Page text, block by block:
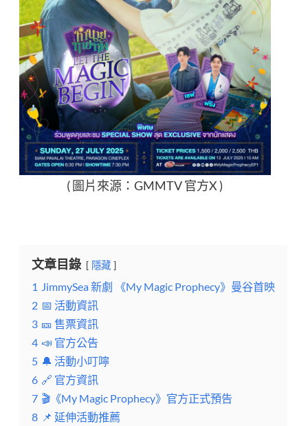
( 圖片來源：GMMTV 官方X )
文章目錄 隱藏
1 JimmySea 新劇 《My Magic Prophecy》曼谷首映
2 📅 活動資訊
3 🎫 售票資訊
4 📣 官方公告
5 🔔 活動小叮嚀
6 🔗 官方資訊
7 🎬《My Magic Prophecy》官方正式預告
8 📌 延伸活動推薦